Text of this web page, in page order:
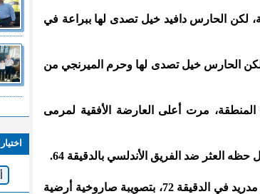
لكن الحارس دافيد خيل تصدى لها ببراعة في
لكن الحارس خيل تصدى لها وحرم الميرنجي من
مرت أعلى العارضة الأفقية لمرمى
العثر ضد الفريق الأندلسي بالدقيقة 64.
ونجح ناتشو فيرنانديز في تسجيل هدف التقدم لريال مدريد في الدقيقة 72، بتصويبة صاروخية أرضية